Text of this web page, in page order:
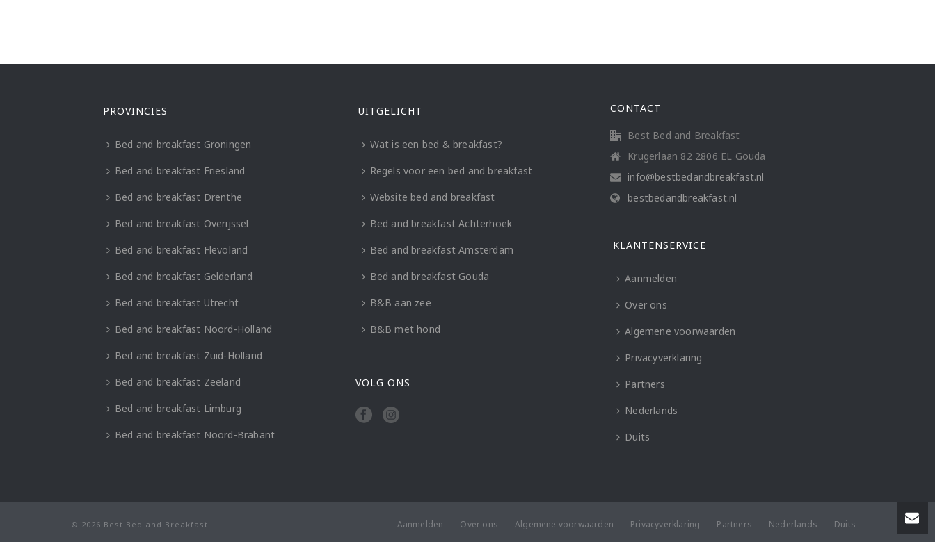
PROVINCIES
Bed and breakfast Groningen
Bed and breakfast Friesland
Bed and breakfast Drenthe
Bed and breakfast Overijssel
Bed and breakfast Flevoland
Bed and breakfast Gelderland
Bed and breakfast Utrecht
Bed and breakfast Noord-Holland
Bed and breakfast Zuid-Holland
Bed and breakfast Zeeland
Bed and breakfast Limburg
Bed and breakfast Noord-Brabant
UITGELICHT
Wat is een bed & breakfast?
Regels voor een bed and breakfast
Website bed and breakfast
Bed and breakfast Achterhoek
Bed and breakfast Amsterdam
Bed and breakfast Gouda
B&B aan zee
B&B met hond
VOLG ONS
CONTACT
Best Bed and Breakfast
Krugerlaan 82 2806 EL Gouda
info@bestbedandbreakfast.nl
bestbedandbreakfast.nl
KLANTENSERVICE
Aanmelden
Over ons
Algemene voorwaarden
Privacyverklaring
Partners
Nederlands
Duits
© 2026 Best Bed and Breakfast Aanmelden Over ons Algemene voorwaarden Privacyverklaring Partners Nederlands Duits